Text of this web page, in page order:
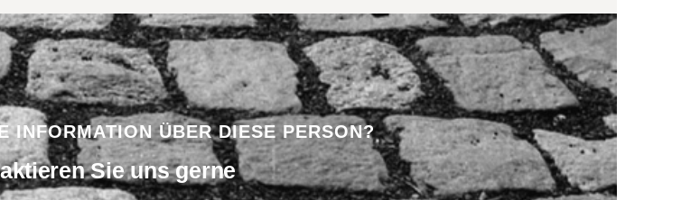
INFORMATION ÜBER DIESE PERSON?
Sie uns gerne